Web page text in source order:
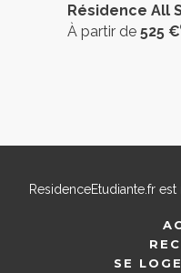
Résidence All
À partir de 525 €
ResidenceEtudiante.frest
SE